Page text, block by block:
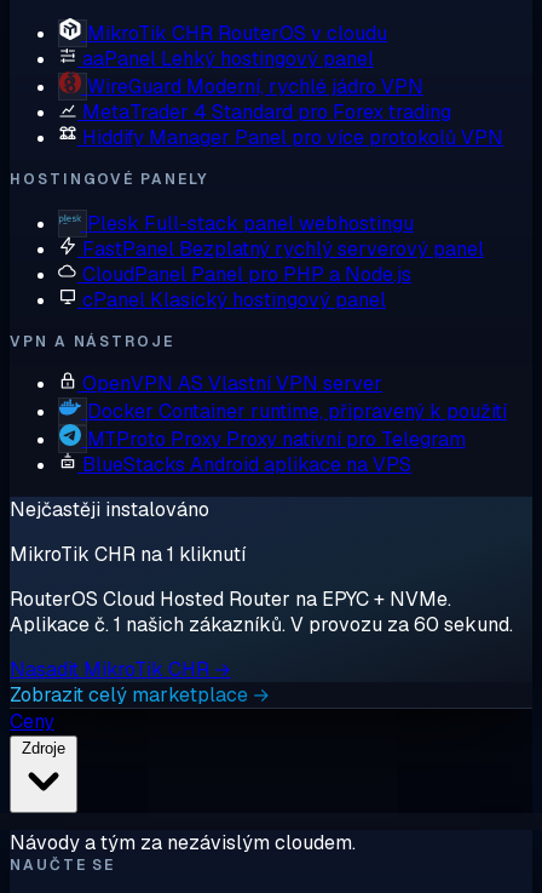
MikroTik CHR RouterOS v cloudu
aaPanel Lehký hostingový panel
WireGuard Moderní, rychlé jádro VPN
MetaTrader 4 Standard pro Forex trading
Hiddify Manager Panel pro více protokolů VPN
HOSTINGOVÉ PANELY
Plesk Full-stack panel webhostingu
FastPanel Bezplatný rychlý serverový panel
CloudPanel Panel pro PHP a Node.js
cPanel Klasický hostingový panel
VPN A NÁSTROJE
OpenVPN AS Vlastní VPN server
Docker Container runtime, připravený k použití
MTProto Proxy Proxy nativní pro Telegram
BlueStacks Android aplikace na VPS
Nejčastěji instalováno
MikroTik CHR na 1 kliknutí
RouterOS Cloud Hosted Router na EPYC + NVMe.
Aplikace č. 1 našich zákazníků. V provozu za 60 sekund.
Nasadit MikroTik CHR →
Zobrazit celý marketplace →
Ceny
Návody a tým za nezávislým cloudem.
NAUČTE SE